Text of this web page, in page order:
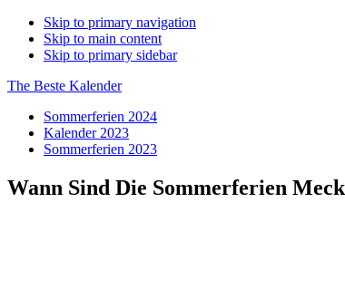
Skip to primary navigation
Skip to main content
Skip to primary sidebar
The Beste Kalender
Sommerferien 2024
Kalender 2023
Sommerferien 2023
Wann Sind Die Sommerferien